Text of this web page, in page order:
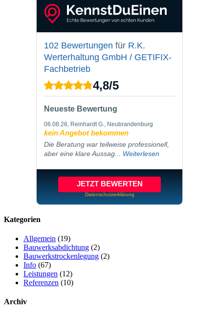
102 Bewertungen für R.K.
Werterhaltung GmbH / GETIFIX-
Fachbetrieb
4,8/5
Neueste Bewertung
06.08.26 , Reinhardt G., Neubrandenburg
kein Angebot bekommen
Die Beratung war teilweise professionell,
aber eine klare Aussag... Weiterlesen
JETZT BEWERTEN
Datenschutzerklärung
Kategorien
Allgemein (19)
Bauwerksabdichtung (2)
Bauwerkstrockenlegung (2)
Info (67)
Leistungen (12)
Referenzen (10)
Archiv